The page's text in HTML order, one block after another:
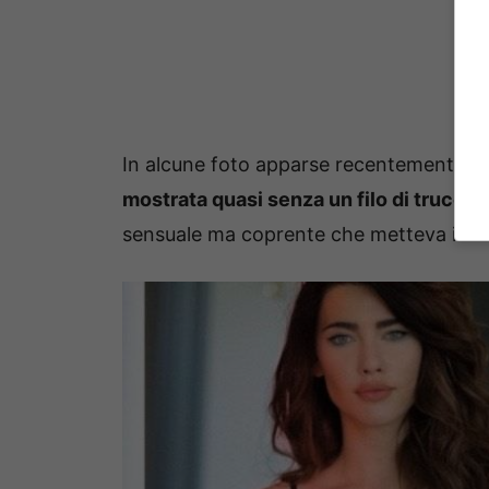
In alcune foto apparse recentemente
mostrata quasi senza un filo di trucco
sensuale ma coprente che metteva in